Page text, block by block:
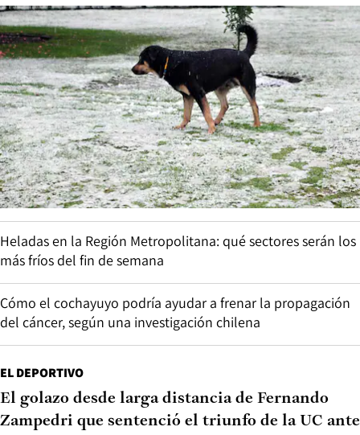
Heladas en la Región Metropolitana: qué sectores serán los
más fríos del fin de semana
Cómo el cochayuyo podría ayudar a frenar la propagación
del cáncer, según una investigación chilena
EL DEPORTIVO
El golazo desde larga distancia de Fernando
Zampedri que sentenció el triunfo de la UC ante